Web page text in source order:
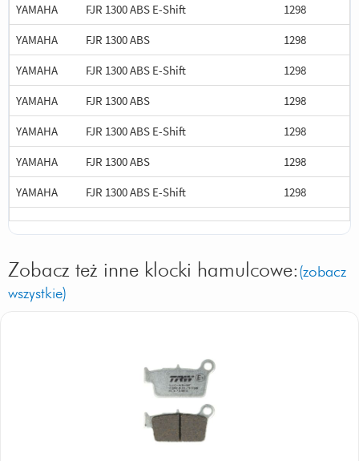
YAMAHA
FJR 1300 ABS E-Shift 1298
YAMAHA
FJR 1300 ABS 1298
YAMAHA
FJR 1300 ABS E-Shift 1298
YAMAHA
FJR 1300 ABS 1298
YAMAHA
FJR 1300 ABS E-Shift 1298
YAMAHA
FJR 1300 ABS 1298
YAMAHA
FJR 1300 ABS E-Shift 1298
Zobacz też inne klocki hamulcowe: (zobacz
wszystkie)